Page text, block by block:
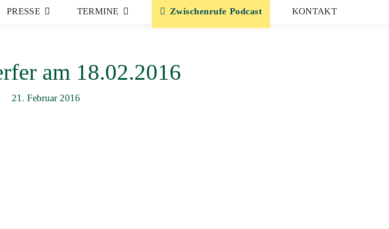
PRESSE TERMINE Zwischenrufe KONTAKT
am 18.02.2016
21. Februar 2016